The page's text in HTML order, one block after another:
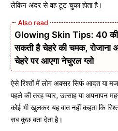
लेकिन अंदर से वह टूट चुका होता है।
Glowing Skin Tips: 40 की
सकती है चेहरे की चमक, रोजाना
चेहरे पर आएगा नेचुरल ग्लो
ऐसे रिश्तों में लोग अक्सर सिर्फ आदत या
पहले की तरह प्यार, उत्साह या अपनापन
कोई भी खुलकर यह बात नहीं कहता कि
सब कुछ बता देता है।